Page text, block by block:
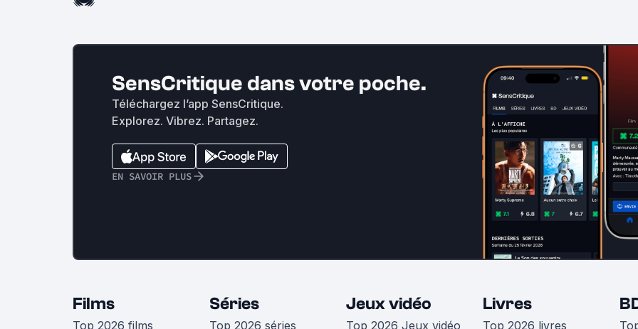
SensCritique dans votre poche.
Téléchargez l’app SensCritique.
Explorez. Vibrez. Partagez.
EN SAVOIR PLUS
Films
Top 2026 films
Séries
Top 2026 séries
Jeux vidéo
Top 2026 Jeux vidéo
Livres
Top 2026 livres